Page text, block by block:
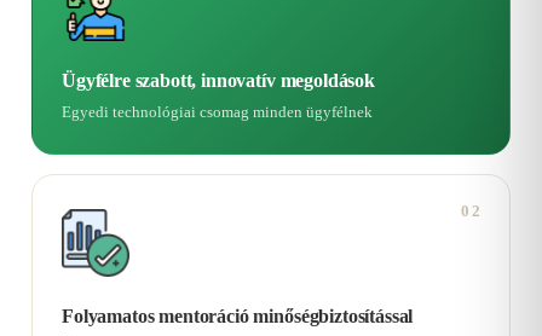
Ügyfélre szabott, innovatív megoldások
Egyedi technológiai csomag minden ügyfélnek
02
Folyamatos mentoráció minőségbiztosítással